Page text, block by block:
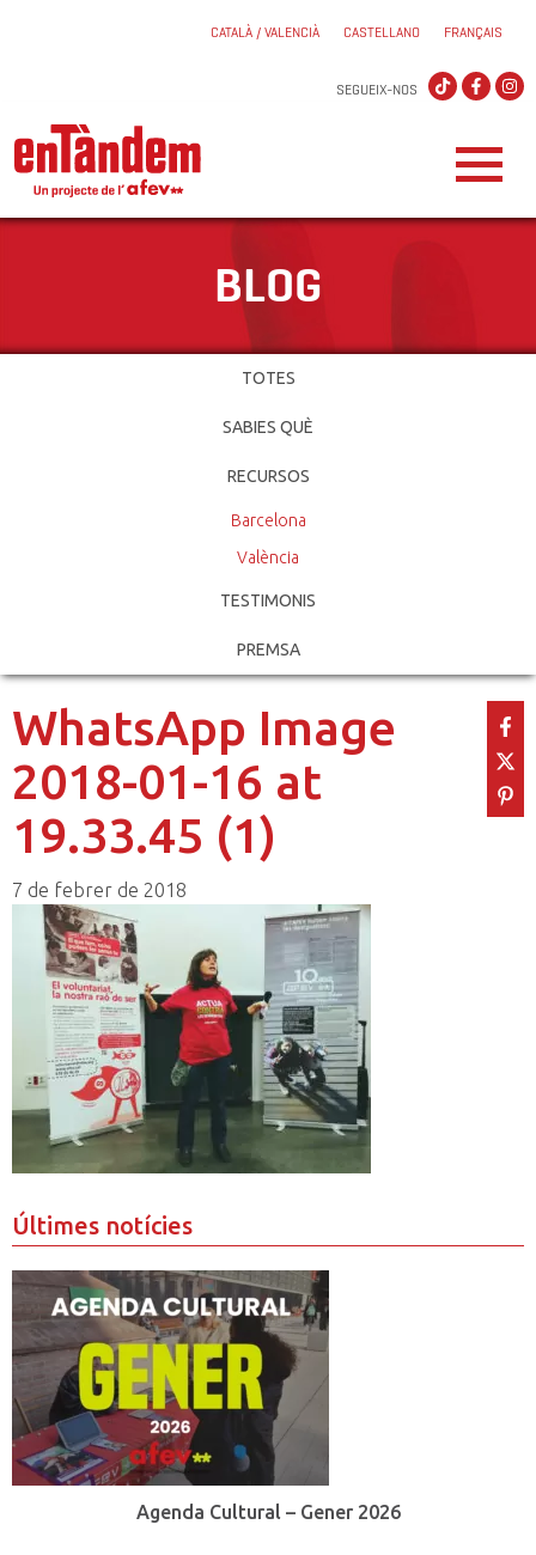
CATALÀ / VALENCIÀ CASTELLANO FRANÇAIS
SEGUEIX-NOS
BLOG
TOTES
SABIES QUÈ
RECURSOS
Barcelona
València
TESTIMONIS
PREMSA
WhatsApp Image
2018-01-16 at
19.33.45 (1)
7 de febrer de 2018
Últimes notícies
Agenda Cultural – Gener 2026